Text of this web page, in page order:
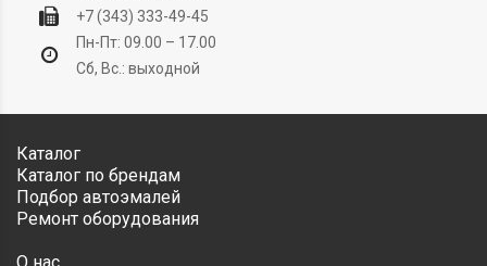
+7 (343) 333-49-45
Пн-Пт: 09.00 – 17.00
Сб, Вс.: выходной
Каталог
Каталог по брендам
Подбор автоэмалей
Ремонт оборудования